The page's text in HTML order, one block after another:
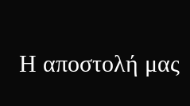
Η αποστολή μας